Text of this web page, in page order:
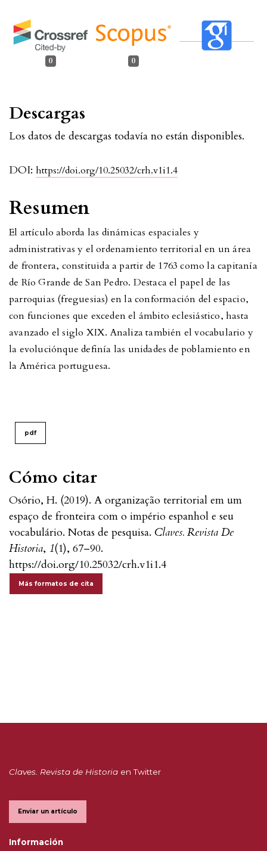
DOI: https://doi.org/10.25032/crh.v1i1.4
Cómo citar
Osório, H. (2019). A organização territorial em um
espaço de fronteira com o império espanhol e seu
vocabulário. Notas de pesquisa. Claves. Revista De
Historia, 1(1), 67–90.
https://doi.org/10.25032/crh.v1i1.4
Más formatos de cita
0 0
Resumen
El artículo aborda las dinámicas espaciales y
administrativas y el ordenamiento territorial en un área
de frontera, constituida a partir de 1763 como la capitanía
de Río Grande de San Pedro. Destaca el papel de las
parroquias (freguesias) en la conformación del espacio,
con funciones que exceden el ámbito eclesiástico, hasta
avanzado el siglo XIX. Analiza también el vocabulario y
la evoluciónque definía las unidades de poblamiento en
la América portuguesa.
pdf
Descargas
Los datos de descargas todavía no están disponibles.
Claves. Revista de Historia en Twitter
Enviar un artículo
Información